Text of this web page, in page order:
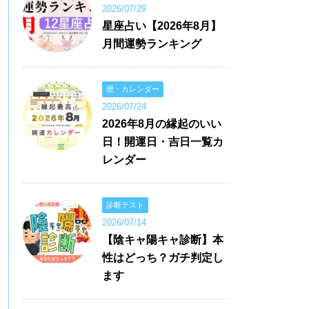
2026/07/29
星座占い【2026年8月】
月間運勢ランキング
暦・カレンダー
2026/07/24
2026年8月の縁起のいい
日！開運日・吉日一覧カ
レンダー
診断テスト
2026/07/14
【陰キャ陽キャ診断】本
性はどっち？ガチ判定し
ます